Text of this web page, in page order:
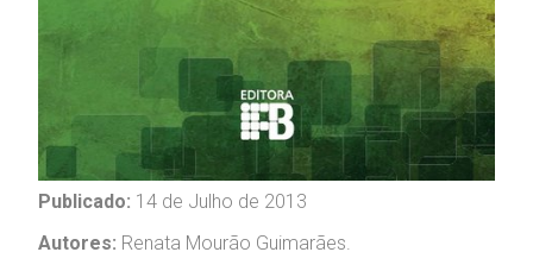
Publicado: 14 de Julho de 2013
Autores: Renata Mourão Guimarães.